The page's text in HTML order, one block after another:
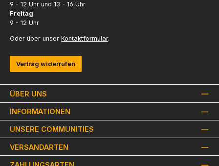
ÜBER UNS
INFORMATIONEN
9 - 12 Uhr und 13 - 16 Uhr
Freitag
9 - 12 Uhr
Oder über unser Kontaktformular.
Vertrag widerrufen
UNSERE COMMUNITIES
VERSANDARTEN